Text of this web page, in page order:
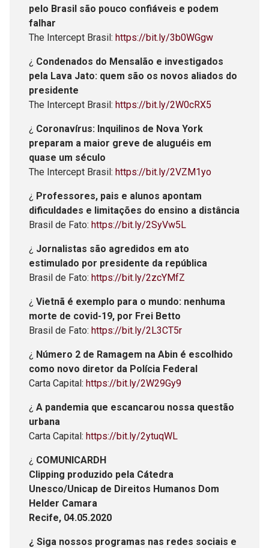
pelo Brasil são pouco confiáveis e podem
falhar
The Intercept Brasil: https://bit.ly/3b0WGgw
¿ Condenados do Mensalão e investigados
pela Lava Jato: quem são os novos aliados do
presidente
The Intercept Brasil: https://bit.ly/2W0cRX5
¿ Coronavírus: Inquilinos de Nova York
preparam a maior greve de aluguéis em
quase um século
The Intercept Brasil: https://bit.ly/2VZM1yo
¿ Professores, pais e alunos apontam
dificuldades e limitações do ensino a distância
Brasil de Fato: https://bit.ly/2SyVw5L
¿ Jornalistas são agredidos em ato
estimulado por presidente da república
Brasil de Fato: https://bit.ly/2zcYMfZ
¿ Vietnã é exemplo para o mundo: nenhuma
morte de covid-19, por Frei Betto
Brasil de Fato: https://bit.ly/2L3CT5r
¿ Número 2 de Ramagem na Abin é escolhido
como novo diretor da Polícia Federal
Carta Capital: https://bit.ly/2W29Gy9
¿ A pandemia que escancarou nossa questão
urbana
Carta Capital: https://bit.ly/2ytuqWL
¿ COMUNICARDH
Clipping produzido pela Cátedra
Unesco/Unicap de Direitos Humanos Dom
Helder Camara
Recife, 04.05.2020
¿ Siga nossos programas nas redes sociais e